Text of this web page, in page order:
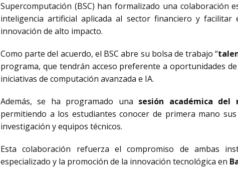
Supercomputación (BSC) han formalizado una colaboración
inteligencia artificial aplicada al sector financiero y
innovación de alto impacto.
Como parte del acuerdo, el BSC abre su bolsa de trabajo “
programa, que tendrán acceso preferente a oportunidades
iniciativas de computación avanzada e IA.
Además, se ha programado una sesión académica del
permitiendo a los estudiantes conocer de primera mano
investigación y equipos técnicos.
Esta colaboración refuerza el compromiso de ambas
especializado y la promoción de la innovación tecnológica en